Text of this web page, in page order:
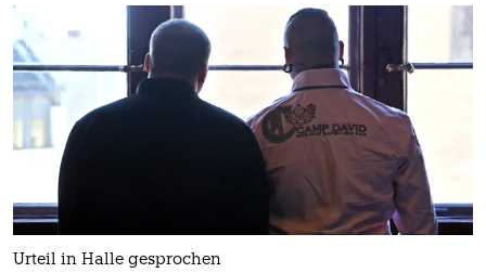
Urteil in Halle gesprochen